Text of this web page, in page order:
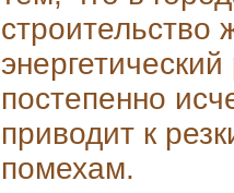
строительство
постепенно
приводит к
помехам.